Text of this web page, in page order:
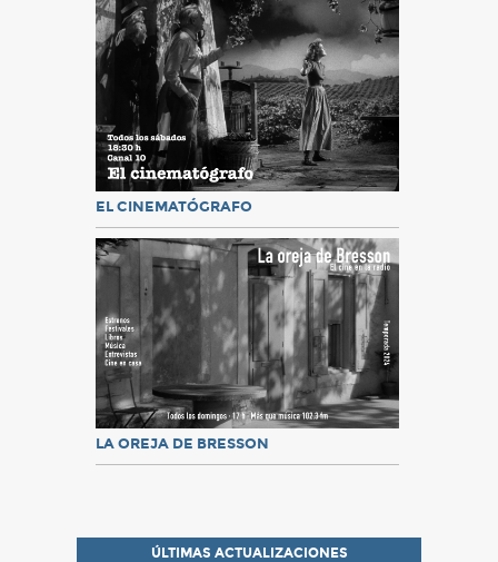
EL CINEMATÓGRAFO
LA OREJA DE BRESSON
ÚLTIMAS ACTUALIZACIONES